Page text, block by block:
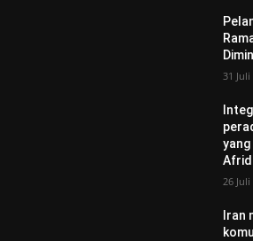
31 Juli
26 Juli
Iran